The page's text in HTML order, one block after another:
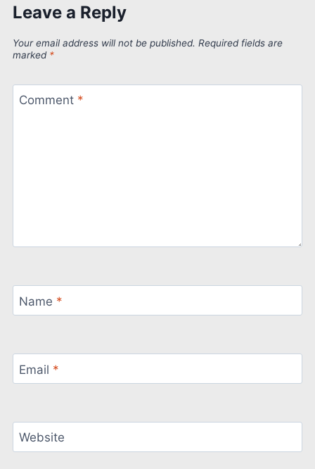
Leave a Reply
Your email address will not be published. Required fields are
marked *
Comment *
Name *
Email *
Website